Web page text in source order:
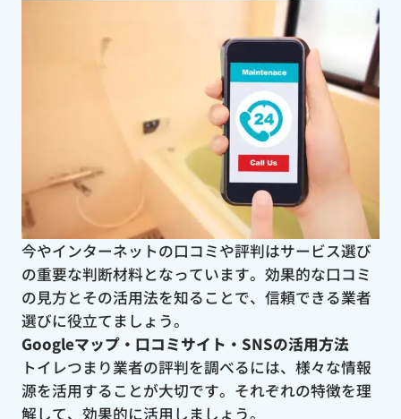
今やインターネットの口コミや評判はサービス選び
の重要な判断材料となっています。効果的な口コミ
の見方とその活用法を知ることで、信頼できる業者
選びに役立てましょう。
Googleマップ・口コミサイト・SNSの活用方法
トイレつまり業者の評判を調べるには、様々な情報
源を活用することが大切です。それぞれの特徴を理
解して、効果的に活用しましょう。